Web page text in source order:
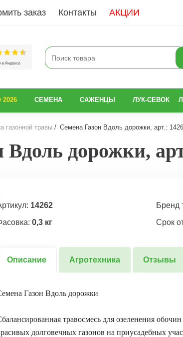
заказ Контакты АКЦИИ
СЕМЕНА САЖЕНЦЫ ЛУК-СЕВОК
газонной травы Семена Газон Вдоль дорожки, арт.:
Вдоль дорожки,
14262 Бренд
0,3 кг Срок
Описание Агротехника Отзывы
Газон Вдоль дорожки
травосмесь для озеленения
долговечных газонов на приусадебных